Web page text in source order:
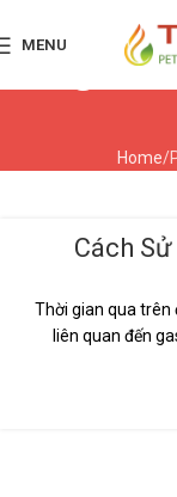
MENUTag
Home
Cách
Thời gian qua trên
liên quan đến